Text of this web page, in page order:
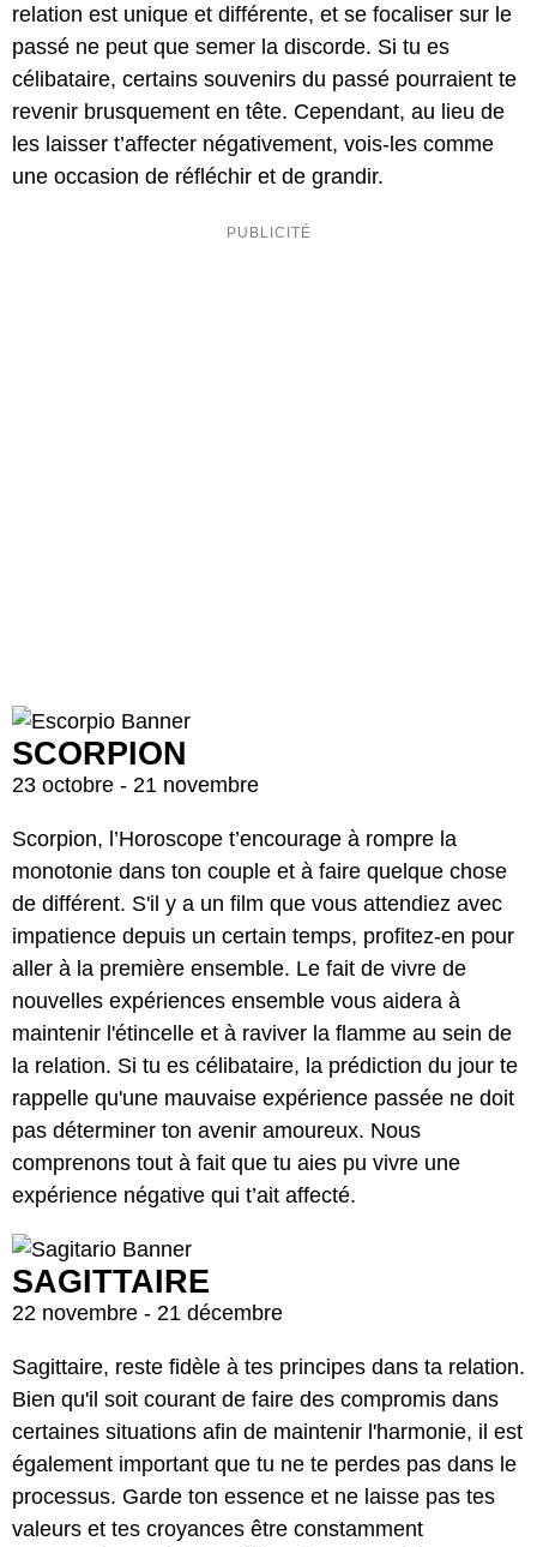
relation est unique et différente, et se focaliser sur le
passé ne peut que semer la discorde. Si tu es
célibataire, certains souvenirs du passé pourraient te
revenir brusquement en tête. Cependant, au lieu de
les laisser t’affecter négativement, vois-les comme
une occasion de réfléchir et de grandir.
SCORPION
23 octobre - 21 novembre
Scorpion, l’Horoscope t’encourage à rompre la
monotonie dans ton couple et à faire quelque chose
de différent. S'il y a un film que vous attendiez avec
impatience depuis un certain temps, profitez-en pour
aller à la première ensemble. Le fait de vivre de
nouvelles expériences ensemble vous aidera à
maintenir l'étincelle et à raviver la flamme au sein de
la relation. Si tu es célibataire, la prédiction du jour te
rappelle qu'une mauvaise expérience passée ne doit
pas déterminer ton avenir amoureux. Nous
comprenons tout à fait que tu aies pu vivre une
expérience négative qui t’ait affecté.
SAGITTAIRE
22 novembre - 21 décembre
Sagittaire, reste fidèle à tes principes dans ta relation.
Bien qu'il soit courant de faire des compromis dans
certaines situations afin de maintenir l'harmonie, il est
également important que tu ne te perdes pas dans le
processus. Garde ton essence et ne laisse pas tes
valeurs et tes croyances être constamment